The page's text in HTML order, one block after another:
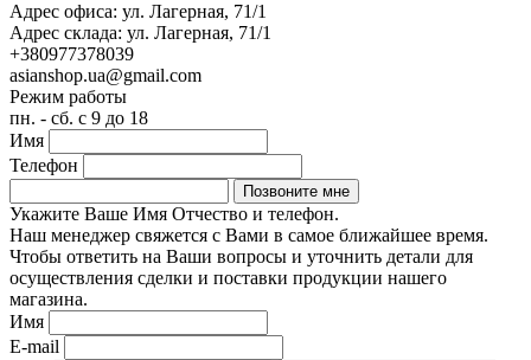
Адрес офиса: ул. Лагерная, 71/1
Адрес склада: ул. Лагерная, 71/1
+380977378039
asianshop.ua@gmail.com
Режим работы
пн. - сб. с 9 до 18
Имя
Телефон
Укажите Ваше Имя Отчество и телефон.
Наш менеджер свяжется с Вами в самое ближайшее время.
Чтобы ответить на Ваши вопросы и уточнить детали для
осуществления сделки и поставки продукции нашего
магазина.
Имя
E-mail